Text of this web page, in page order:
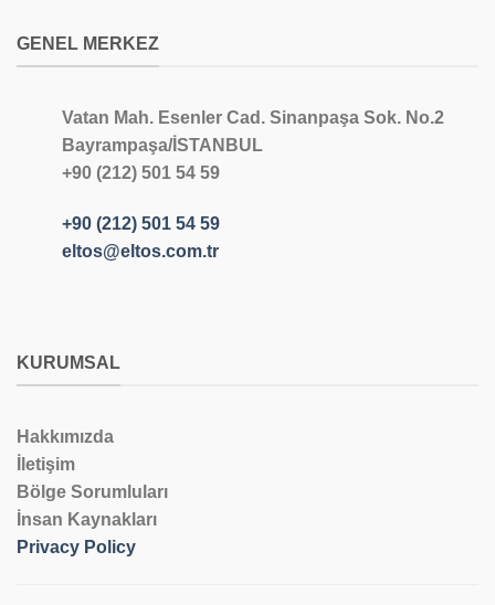
GENEL MERKEZ
Vatan Mah. Esenler Cad. Sinanpaşa Sok. No.2
Bayrampaşa/İSTANBUL
+90 (212) 501 54 59
+90 (212) 501 54 59
eltos@eltos.com.tr
KURUMSAL
Hakkımızda
İletişim
Bölge Sorumluları
İnsan Kaynakları
Privacy Policy